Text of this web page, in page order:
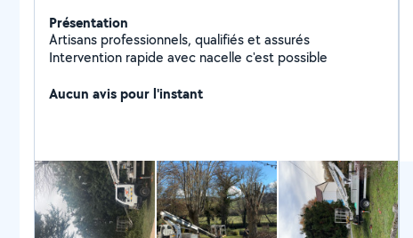
Présentation
Artisans professionnels, qualifiés et assurés
Intervention rapide avec nacelle c'est possible
Aucun avis pour l'instant